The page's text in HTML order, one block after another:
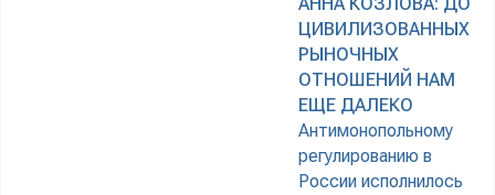
АННА КОЗЛОВА: ДО
ЦИВИЛИЗОВАННЫХ
РЫНОЧНЫХ
ОТНОШЕНИЙ НАМ
ЕЩЕ ДАЛЕКО
Антимонопольному
регулированию в
России исполнилось